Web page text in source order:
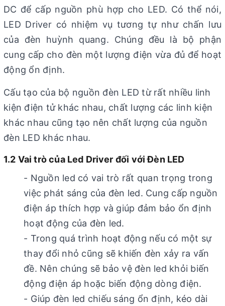
DC để cấp nguồn phù hợp cho LED. Có thể nói,
LED Driver có nhiệm vụ tương tự như chấn lưu
của đèn huỳnh quang. Chúng đều là bộ phận
cung cấp cho đèn một lượng điện vừa đủ để hoạt
động ổn định.
Cấu tạo của bộ nguồn đèn LED từ rất nhiều linh
kiện điện tử khác nhau, chất lượng các linh kiện
khác nhau cũng tạo nên chất lượng của nguồn
đèn LED khác nhau.
1.2 Vai trò của Led Driver đối với Đèn LED
- Nguồn led có vai trò rất quan trọng trong
việc phát sáng của đèn led. Cung cấp nguồn
điện áp thích hợp và giúp đảm bảo ổn định
hoạt động của đèn led.
- Trong quá trình hoạt động nếu có một sự
thay đổi nhỏ cũng sẽ khiến đèn xảy ra vấn
đề. Nên chúng sẽ bảo vệ đèn led khỏi biến
động điện áp hoặc biến động dòng điện.
- Giúp đèn led chiếu sáng ổn định, kéo dài